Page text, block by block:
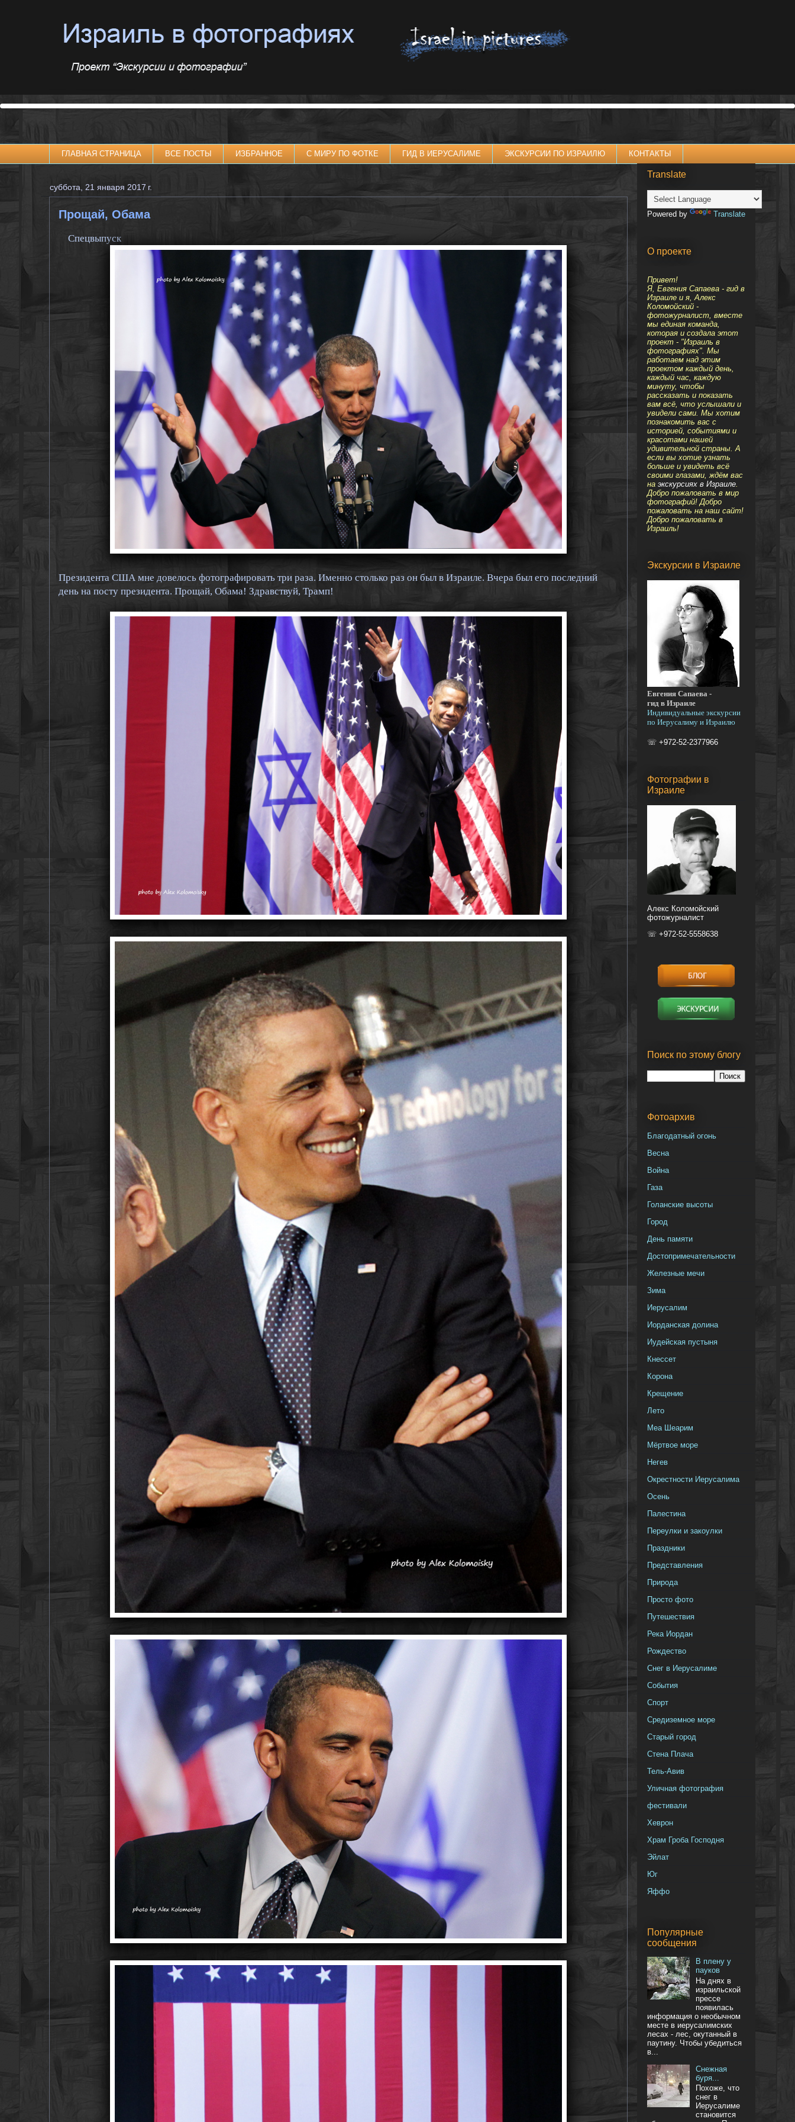
ГЛАВНАЯ СТРАНИЦА ВСЕ ПОСТЫ ИЗБРАННОЕ С МИРУ ПО ФОТКЕ ГИД В ИЕРУСАЛИМЕ ЭКСКУРСИИ ПО ИЗРАИЛЮ КОНТАКТЫ
суббота, 21 января 2017 г.
Прощай, Обама
Спецвыпуск
Президента США мне довелось фотографировать три раза. Именно столько раз он был в Израиле. Вчера был его последний
день на посту президента. Прощай, Обама! Здравствуй, Трамп!
Translate
Powered by Translate
О проекте
Привет!
Я, Евгения Сапаева - гид в
Израиле и я, Алекс
Коломойский -
фотожурналист, вместе
мы единая команда,
которая и создала этот
проект - "Израиль в
фотографиях". Мы
работаем над этим
проектом каждый день,
каждый час, каждую
минуту, чтобы
рассказать и показать
вам всё, что услышали и
увидели сами. Мы хотим
познакомить вас с
историей, событиями и
красотами нашей
удивительной страны. А
если вы хотие узнать
больше и увидеть всё
своими глазами, ждём вас
на экскурсиях в Израиле.
Добро пожаловать в мир
фотографий! Добро
пожаловать на наш сайт!
Добро пожаловать в
Израиль!
Экскурсии в Израиле
Евгения Сапаева -
гид в Израиле
Индивидуальные экскурсии
по Иерусалиму и Израилю
☏ +972-52-2377966
Фотографии в
Израиле
Алекс Коломойский
фотожурналист
☏ +972-52-5558638
Поиск по этому блогу
Фотоархив
Благодатный огонь
Весна
Война
Газа
Голанские высоты
Город
День памяти
Достопримечательности
Железные мечи
Зима
Иерусалим
Иорданская долина
Иудейская пустыня
Кнессет
Корона
Крещение
Лето
Меа Шеарим
Мёртвое море
Негев
Окрестности Иерусалима
Осень
Палестина
Переулки и закоулки
Праздники
Представления
Природа
Просто фото
Путешествия
Река Иордан
Рождество
Снег в Иерусалиме
События
Спорт
Средиземное море
Старый город
Стена Плача
Тель-Авив
Уличная фотография
фестивали
Хеврон
Храм Гроба Господня
Эйлат
Юг
Яффо
Популярные
сообщения
В плену у
пауков
На днях в
израильской
прессе
появилась
информация о необычном
месте в иерусалимских
лесах - лес, окутанный в
паутину. Чтобы убедиться
в...
Снежная
буря...
Похоже, что
снег в
Иерусалиме
становится